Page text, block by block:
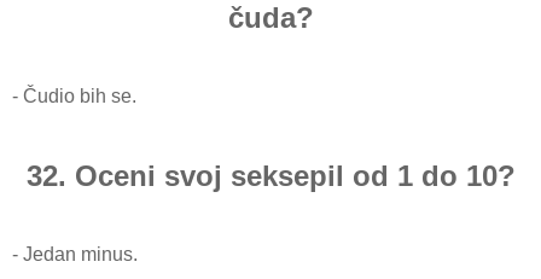
čuda?
- Čudio bih se.
32. Oceni svoj seksepil od 1 do 10?
- Jedan minus.